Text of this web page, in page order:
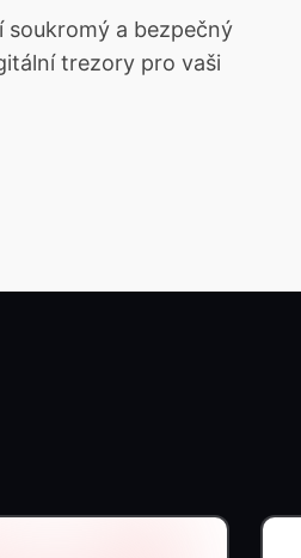
soukromý a bezpečný
trezory pro vaši